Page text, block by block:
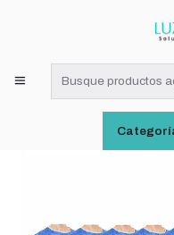
¡RECIBE HOY! COMPRAS DE
Inicio
Bata Camisa